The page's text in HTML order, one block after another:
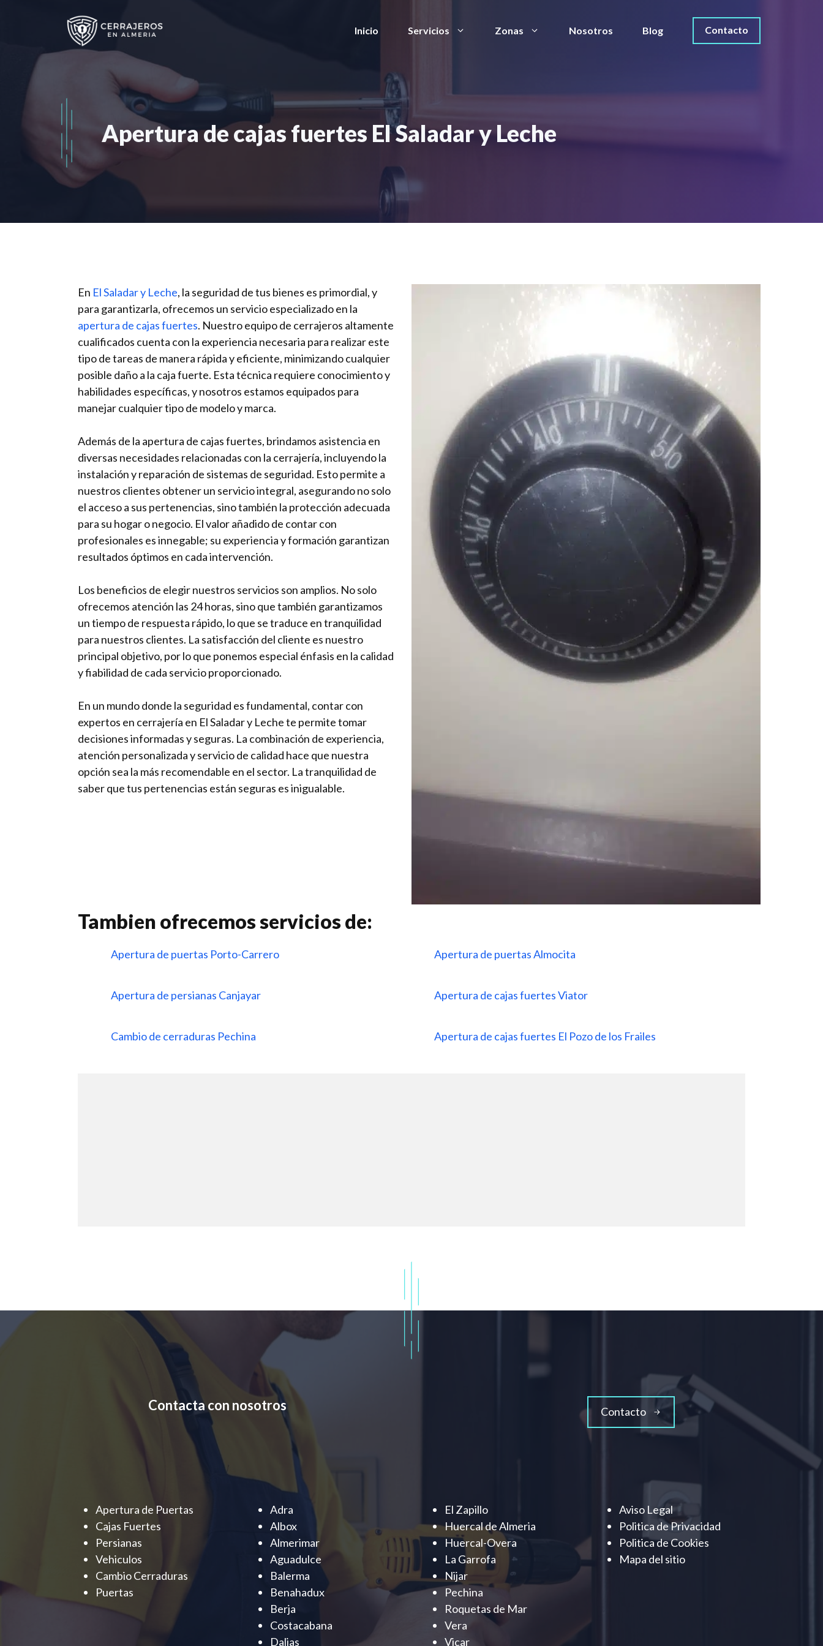
Inicio Servicios Zonas Nosotros Blog Contacto
Apertura de cajas fuertes El Saladar y Leche
En El Saladar y Leche, la seguridad de tus bienes es primordial, y
para garantizarla, ofrecemos un servicio especializado en la
apertura de cajas fuertes. Nuestro equipo de cerrajeros altamente
cualificados cuenta con la experiencia necesaria para realizar este
tipo de tareas de manera rápida y eficiente, minimizando cualquier
posible daño a la caja fuerte. Esta técnica requiere conocimiento y
habilidades específicas, y nosotros estamos equipados para
manejar cualquier tipo de modelo y marca.
Además de la apertura de cajas fuertes, brindamos asistencia en
diversas necesidades relacionadas con la cerrajería, incluyendo la
instalación y reparación de sistemas de seguridad. Esto permite a
nuestros clientes obtener un servicio integral, asegurando no solo
el acceso a sus pertenencias, sino también la protección adecuada
para su hogar o negocio. El valor añadido de contar con
profesionales es innegable; su experiencia y formación garantizan
resultados óptimos en cada intervención.
Los beneficios de elegir nuestros servicios son amplios. No solo
ofrecemos atención las 24 horas, sino que también garantizamos
un tiempo de respuesta rápido, lo que se traduce en tranquilidad
para nuestros clientes. La satisfacción del cliente es nuestro
principal objetivo, por lo que ponemos especial énfasis en la calidad
y fiabilidad de cada servicio proporcionado.
En un mundo donde la seguridad es fundamental, contar con
expertos en cerrajería en El Saladar y Leche te permite tomar
decisiones informadas y seguras. La combinación de experiencia,
atención personalizada y servicio de calidad hace que nuestra
opción sea la más recomendable en el sector. La tranquilidad de
saber que tus pertenencias están seguras es inigualable.
Tambien ofrecemos servicios de:
Apertura de puertas Porto-Carrero Apertura de puertas Almocita
Apertura de persianas Canjayar Apertura de cajas fuertes Viator
Cambio de cerraduras Pechina Apertura de cajas fuertes El Pozo de los Frailes
Contacta con nosotros Contacto
Apertura de Puertas
Cajas Fuertes
Persianas
Vehiculos
Cambio Cerraduras
Puertas
Adra
Albox
Almerimar
Aguadulce
Balerma
Benahadux
Berja
Costacabana
Dalias
El Zapillo
Huercal de Almeria
Huercal-Overa
La Garrofa
Nijar
Pechina
Roquetas de Mar
Vera
Vicar
Aviso Legal
Politica de Privacidad
Politica de Cookies
Mapa del sitio